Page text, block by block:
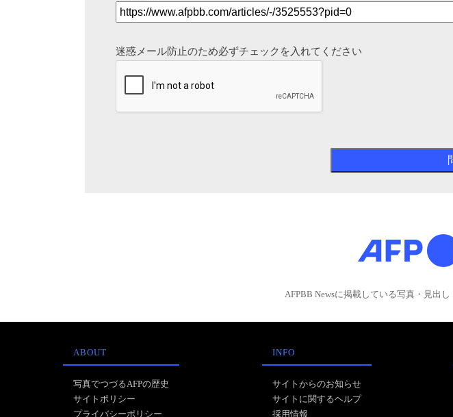
迷惑メール防止のため必ずチェックを入れてください
AFPBB Newsに掲載している写真・見出
ABOUT
写真でつづるAFPの歴史
サイトポリシー
プライバシーポリシー
INFO
サイトからのお知らせ
サイトに関するヘルプ
採用情報